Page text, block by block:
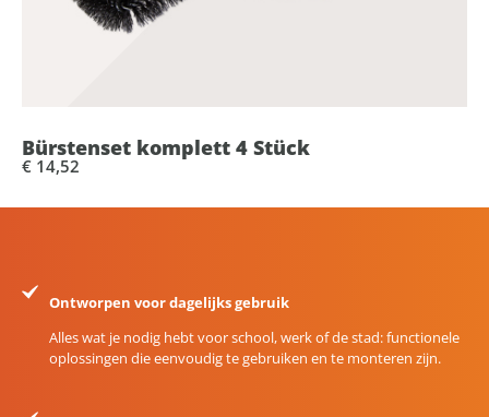
Bürstenset komplett 4 Stück
€ 14,52
Ontworpen voor dagelijks gebruik
Alles wat je nodig hebt voor school, werk of de stad: functionele
oplossingen die eenvoudig te gebruiken en te monteren zijn.